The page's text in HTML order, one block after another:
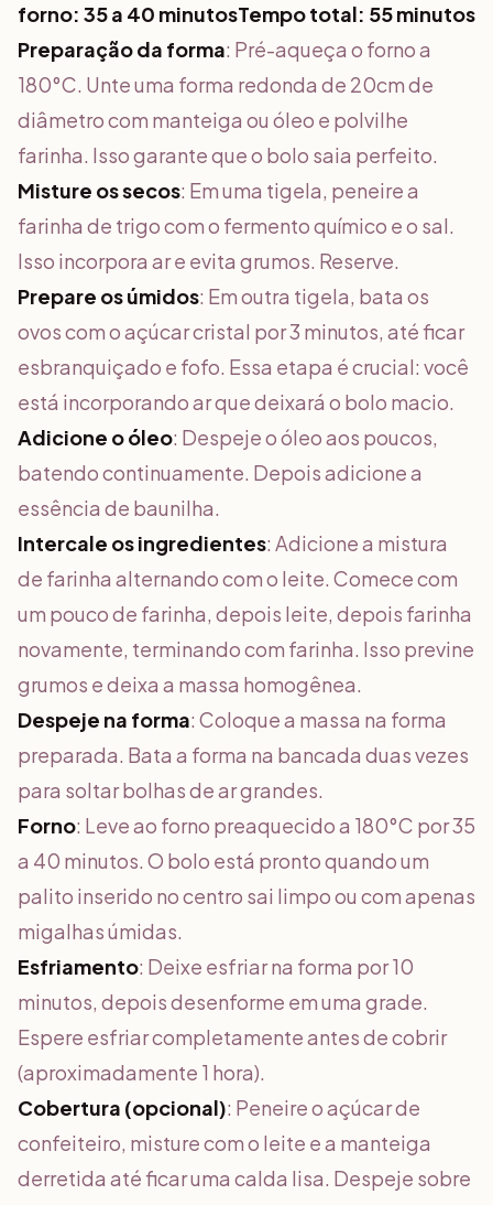
forno: 35 a 40 minutosTempo total: 55 minutos
Preparação da forma: Pré-aqueça o forno a
180°C. Unte uma forma redonda de 20cm de
diâmetro com manteiga ou óleo e polvilhe
farinha. Isso garante que o bolo saia perfeito.
Misture os secos: Em uma tigela, peneire a
farinha de trigo com o fermento químico e o sal.
Isso incorpora ar e evita grumos. Reserve.
Prepare os úmidos: Em outra tigela, bata os
ovos com o açúcar cristal por 3 minutos, até ficar
esbranquiçado e fofo. Essa etapa é crucial: você
está incorporando ar que deixará o bolo macio.
Adicione o óleo: Despeje o óleo aos poucos,
batendo continuamente. Depois adicione a
essência de baunilha.
Intercale os ingredientes: Adicione a mistura
de farinha alternando com o leite. Comece com
um pouco de farinha, depois leite, depois farinha
novamente, terminando com farinha. Isso previne
grumos e deixa a massa homogênea.
Despeje na forma: Coloque a massa na forma
preparada. Bata a forma na bancada duas vezes
para soltar bolhas de ar grandes.
Forno: Leve ao forno preaquecido a 180°C por 35
a 40 minutos. O bolo está pronto quando um
palito inserido no centro sai limpo ou com apenas
migalhas úmidas.
Esfriamento: Deixe esfriar na forma por 10
minutos, depois desenforme em uma grade.
Espere esfriar completamente antes de cobrir
(aproximadamente 1 hora).
Cobertura (opcional): Peneire o açúcar de
confeiteiro, misture com o leite e a manteiga
derretida até ficar uma calda lisa. Despeje sobre